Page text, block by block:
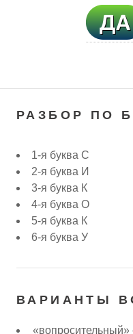
РАЗБОР ПО
1-я буква С
2-я буква И
3-я буква К
4-я буква О
5-я буква К
6-я буква У
ВАРИАНТЫ
«вопросительный»